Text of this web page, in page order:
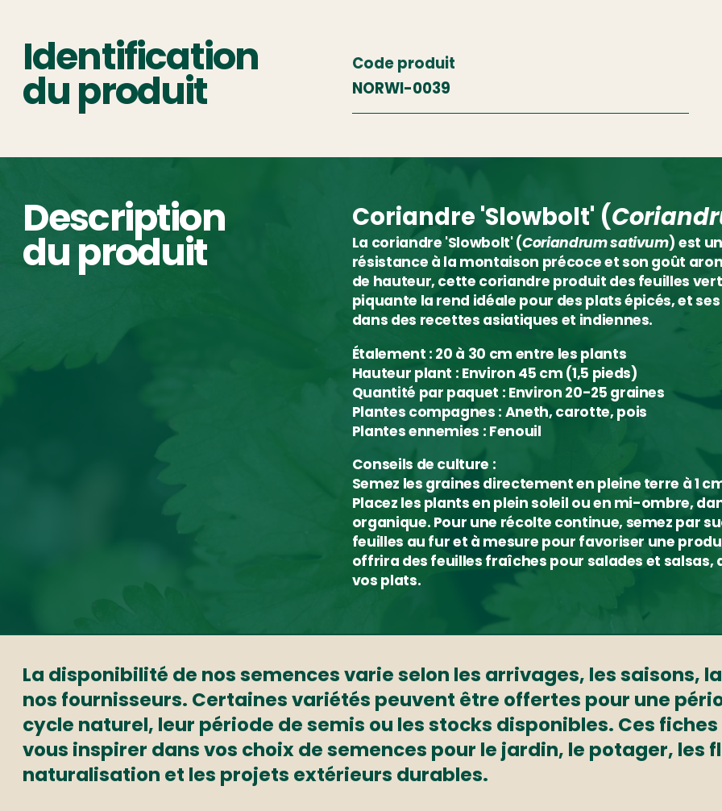
Identification
du produit
Code produit
NORWI-0039
Description
du produit
Coriandre 'Slowbolt' (
La coriandre 'Slowbolt' (Coriandrum sativum) est
résistance à la montaison précoce et son goût
de hauteur, cette coriandre produit des feuilles
piquante la rend idéale pour des plats épicés, et
dans des recettes asiatiques et indiennes.
Étalement : 20 à 30 cm entre les plants
Hauteur plant : Environ 45 cm (1,5 pieds)
Quantité par paquet : Environ 20-25 graines
Plantes compagnes : Aneth, carotte, pois
Plantes ennemies : Fenouil
Conseils de culture :
Semez les graines directement en pleine terre à 1
Placez les plants en plein soleil ou en mi-ombre,
organique. Pour une récolte continue, semez par
feuilles au fur et à mesure pour favoriser une
offrira des feuilles fraîches pour salades et
vos plats.
La disponibilité de nos semences varie selon les arrivages, les saisons,
nos fournisseurs. Certaines variétés peuvent être offertes pour une
cycle naturel, leur période de semis ou les stocks disponibles. Ces
vous inspirer dans vos choix de semences pour le jardin, le potager, les
naturalisation et les projets extérieurs durables.